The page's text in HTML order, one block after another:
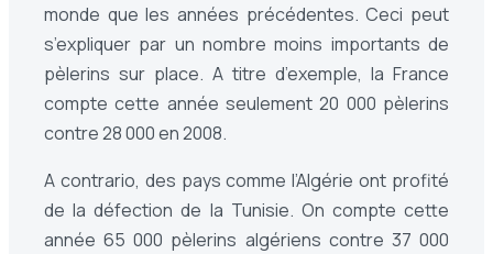
monde que les années précédentes. Ceci peut
s’expliquer par un nombre moins importants de
pèlerins sur place. A titre d’exemple, la France
compte cette année seulement 20 000 pèlerins
contre 28 000 en 2008.
A contrario, des pays comme l’Algérie ont profité
de la défection de la Tunisie. On compte cette
année 65 000 pèlerins algériens contre 37 000